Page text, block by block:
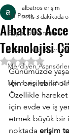
All Posts
Erişim Sistemleri
Engelli Merdiven
Merdiven
Merdiven asansörü
Albatros
Teknolojisi
albatros erişim
9 Nis 3 dakikada
5 üzerinden
Günümüzde
için erişilebilir
Özellikle hareket
için evde ve iş
etmek büyük bir
noktada erişim